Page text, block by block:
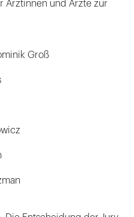
Ärztinnen und Ärzte zur
Groß